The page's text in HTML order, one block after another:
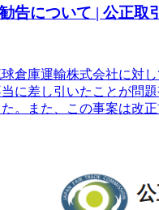
告について | 公正取
倉庫運輸株式会社に
に差し引いたことが
。また、この事案は改正